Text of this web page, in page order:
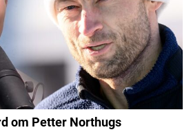
om Petter Northugs